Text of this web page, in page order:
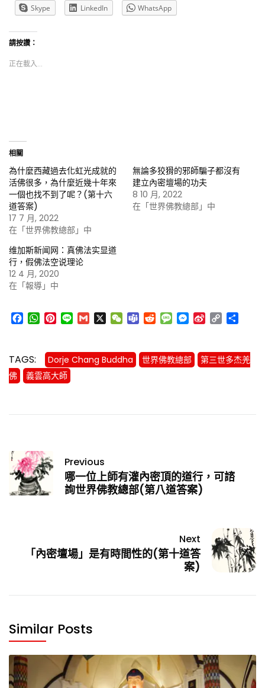
Skype LinkedIn WhatsApp
請按讚：
正在載入...
相關
為什麼西藏過去化虹光成就的
活佛很多，為什麼近幾十年來
一個也找不到了呢？(第十六
道答案)
17 7 月, 2022
在「世界佛教總部」中
無論多狡猾的邪師騙子都沒有
建立內密壇場的功夫
8 10 月, 2022
在「世界佛教總部」中
维加斯新闻网：真佛法实显道
行，假佛法空说理论
12 4 月, 2020
在「報導」中
Facebook
WhatsApp
Pinterest
Line Gmail
X WeChat
TeamsRedditMessage
Messenger
Sina Copy
TAGS: Dorje Chang Buddha 世界佛教總部
第三世多杰羌
佛
義雲高大師
Previous
哪一位上師有灌內密頂的道行，可諮
詢世界佛教總部(第八道答案)
Next
「內密壇場」是有時間性的(第十道答
案)
Similar Posts